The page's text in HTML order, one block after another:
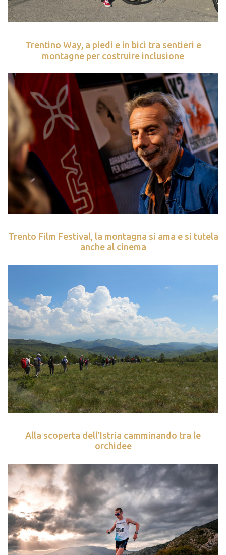
Trentino Way, a piedi e in bici tra sentieri e
montagne per costruire inclusione
Trento Film Festival, la montagna si ama e si tutela
anche al cinema
Alla scoperta dell’Istria camminando tra le
orchidee